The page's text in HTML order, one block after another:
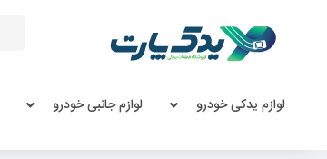
لوازم یدکی خودرو لوازم جانبی خودرو